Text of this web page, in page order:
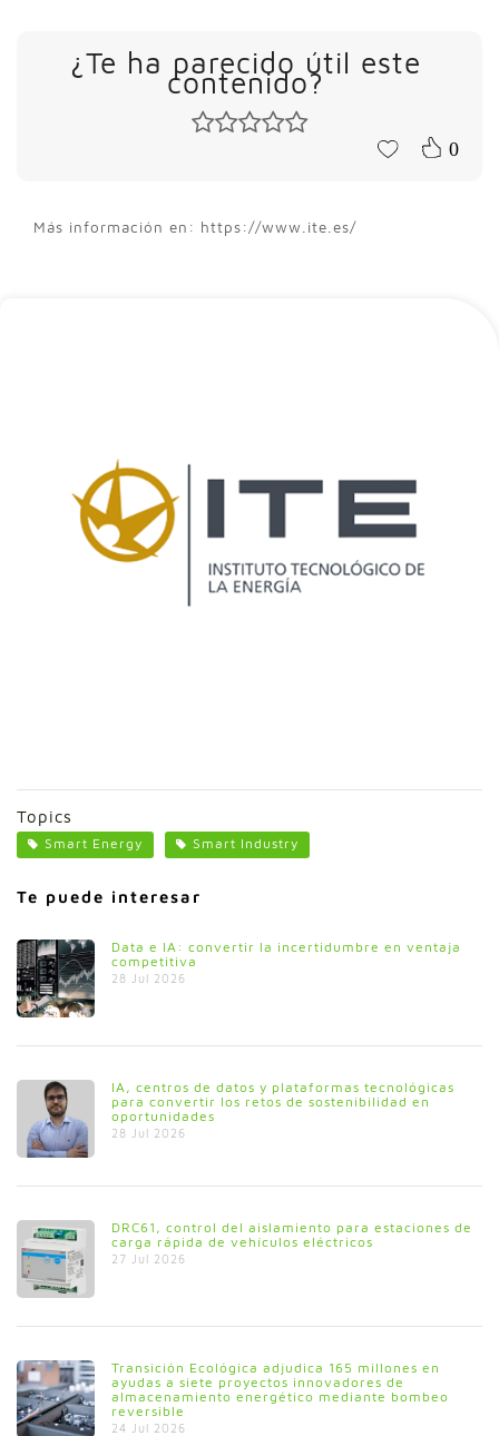
¿Te ha parecido útil este
contenido?
0
Más información en: https://www.ite.es/
Topics
Smart Energy Smart Industry
Te puede interesar
Data e IA: convertir la incertidumbre en ventaja
competitiva
28 Jul 2026
IA, centros de datos y plataformas tecnológicas
para convertir los retos de sostenibilidad en
oportunidades
28 Jul 2026
DRC61, control del aislamiento para estaciones de
carga rápida de vehículos eléctricos
27 Jul 2026
Transición Ecológica adjudica 165 millones en
ayudas a siete proyectos innovadores de
almacenamiento energético mediante bombeo
reversible
24 Jul 2026